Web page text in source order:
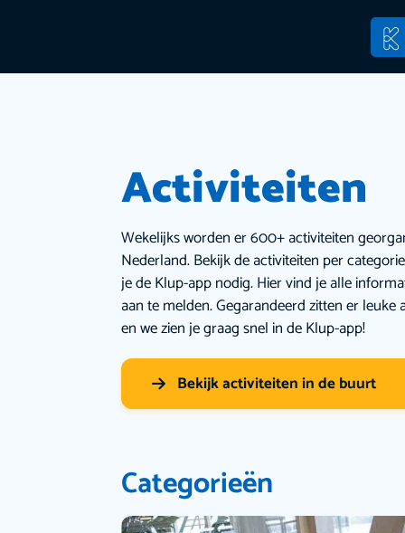
Activiteiten
Wekelijks worden er 600+ activiteiten
Nederland. Bekijk de activiteiten per
je de Klup-app nodig. Hier vind je alle
aan te melden. Gegarandeerd zitten er
en we zien je graag snel in de Klup-app!
Bekijk activiteiten in de buurt
Categorieën